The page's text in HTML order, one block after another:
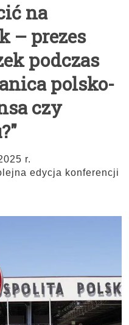
na
– prezes
podczas
polsko-
czy
r.
edycja konferencji